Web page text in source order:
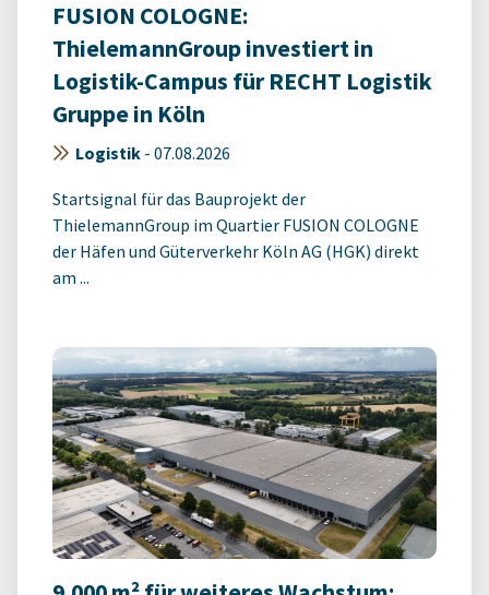
FUSION COLOGNE:
ThielemannGroup investiert in
Logistik-Campus für RECHT Logistik
Gruppe in Köln
Logistik - 07.08.2026
Startsignal für das Bauprojekt der
ThielemannGroup im Quartier FUSION COLOGNE
der Häfen und Güterverkehr Köln AG (HGK) direkt
am ...